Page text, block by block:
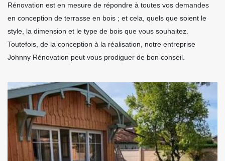
Rénovation est en mesure de répondre à toutes vos demandes
en conception de terrasse en bois ; et cela, quels que soient le
style, la dimension et le type de bois que vous souhaitez.
Toutefois, de la conception à la réalisation, notre entreprise
Johnny Rénovation peut vous prodiguer de bon conseil.